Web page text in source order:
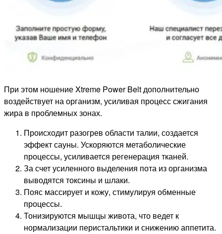
При этом ношение Xtreme Power Belt дополнительно
воздействует на организм, усиливая процесс сжигания
жира в проблемных зонах.
Происходит разогрев области талии, создается
эффект сауны. Ускоряются метаболические
процессы, усиливается регенерация тканей.
За счет усиленного выделения пота из организма
выводятся токсины и шлаки.
Пояс массирует и кожу, стимулируя обменные
процессы.
Тонизируются мышцы живота, что ведет к
нормализации перистальтики и снижению аппетита.